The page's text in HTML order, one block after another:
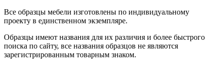
Все образцы мебели изготовлены по индивидуальному
проекту в единственном экземпляре.
Образцы имеют названия для их различия и более быстрого
поиска по сайту, все названия образцов не являются
зарегистрированным товарным знаком.